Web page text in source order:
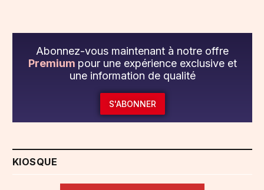
Abonnez-vous maintenant à notre offre
Premium pour une expérience exclusive et
une information de qualité
S'ABONNER
KIOSQUE